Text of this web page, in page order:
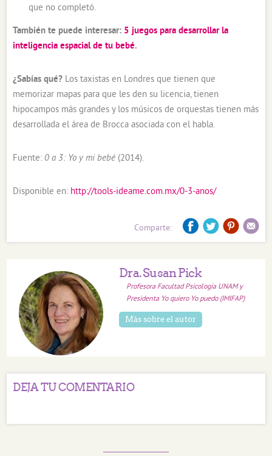
que no completó.
También te puede interesar: 5 juegos para desarrollar la
inteligencia espacial de tu bebé.
¿Sabías qué? Los taxistas en Londres que tienen que
memorizar mapas para que les den su licencia, tienen
hipocampos más grandes y los músicos de orquestas tienen más
desarrollada el área de Brocca asociada con el habla.
Fuente: 0 a 3: Yo y mi bebé (2014).
Disponible en: http://tools-ideame.com.mx/0-3-anos/
Comparte:
Dra. Susan Pick
Profesora Facultad Psicología UNAM y
Presidenta Yo quiero Yo puedo (IMIFAP)
Más sobre el autor
DEJA TU COMENTARIO